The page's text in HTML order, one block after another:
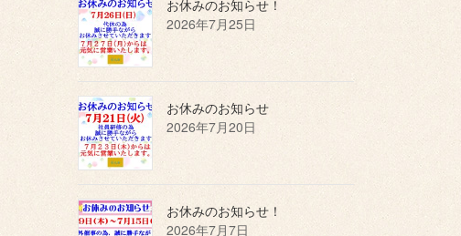
お休みのお知らせ！
2026年7月25日
お休みのお知らせ
2026年7月20日
お休みのお知らせ！
2026年7月7日